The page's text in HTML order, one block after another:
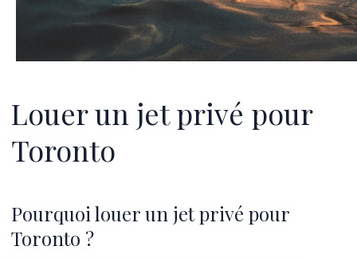
Louer un jet privé pour
Toronto
Pourquoi louer un jet privé pour
Toronto ?